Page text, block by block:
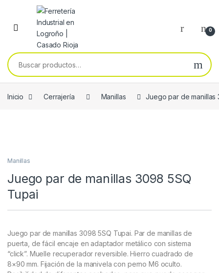
Skip to navigation
Skip to content
0
Buscar por:
Inicio Cerrajería Manillas Juego par de manillas
Manillas
Juego par de manillas 3098 5SQ
Tupai
Juego par de manillas 3098 5SQ Tupai. Par de manillas de
puerta, de fácil encaje en adaptador metálico con sistema
“click”. Muelle recuperador reversible. Hierro cuadrado de
8×90 mm. Fijación de la manivela con perno M6 oculto.